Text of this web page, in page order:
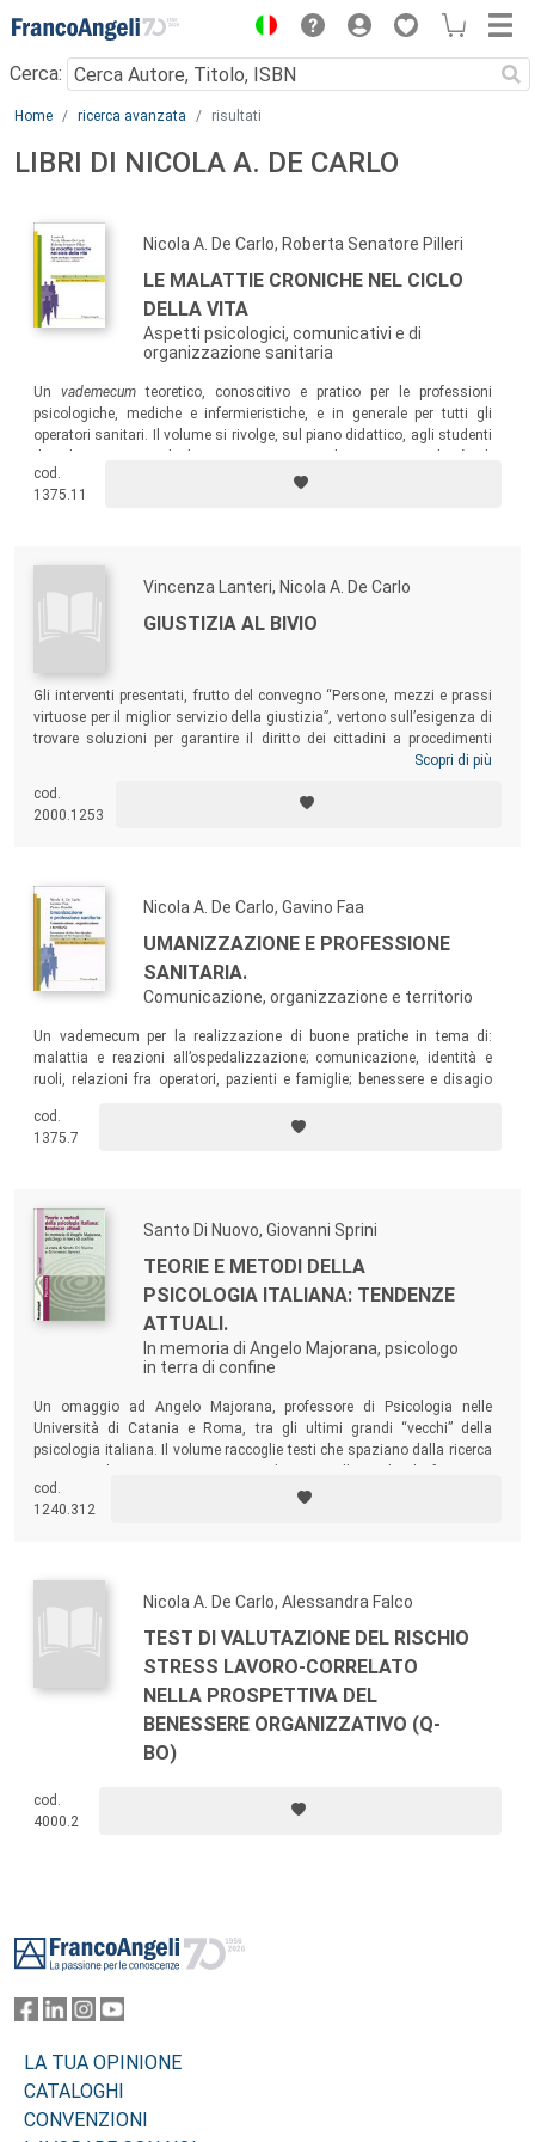
Menu
Cerca:
Main content
Home ricerca avanzata risultati
LIBRI DI NICOLA A. DE CARLO
Nicola A. De Carlo, Roberta Senatore Pilleri
LE MALATTIE CRONICHE NEL CICLO
DELLA VITA
Aspetti psicologici, comunicativi e di
organizzazione sanitaria
Un vademecum teoretico, conoscitivo e pratico per
le professioni
psicologiche, mediche e infermieristiche, e in generale per tutti gli
operatori sanitari. Il volume si rivolge, sul piano didattico, agli studenti
esposizione ed efficacia educativa. Ampio spazio ha il tema della
comunicazione, soprattutto relativa ai pazienti e ai familiari nelle
cod.
1375.11
Vincenza Lanteri, Nicola A. De Carlo
GIUSTIZIA AL BIVIO
Gli interventi presentati, frutto del convegno “Persone, mezzi e prassi
virtuose per il miglior servizio della giustizia”, vertono sull’esigenza di
trovare soluzioni per garantire il diritto dei cittadini a procedimenti
giudiziari efficienti ed efficaci. A questo scopo dovrà essere definito al
superamento degli attuali ritardi e inefficienze, soprattutto tramite una
gestione attenta delle risorse.
Scopri di più
cod.
2000.1253
Nicola A. De Carlo, Gavino Faa
UMANIZZAZIONE E PROFESSIONE
SANITARIA.
Comunicazione, organizzazione e territorio
Un vademecum per la realizzazione di buone pratiche in tema di:
malattia e reazioni all’ospedalizzazione; comunicazione, identità e
ruoli, relazioni fra operatori, pazienti e famiglie; benessere e disagio
attesai; strumenti di misura della qualità organizzativa nel settore
sanitario.
cod.
1375.7
Santo Di Nuovo, Giovanni Sprini
TEORIE E METODI DELLA
PSICOLOGIA ITALIANA: TENDENZE
ATTUALI.
In memoria di Angelo Majorana, psicologo
in terra di confine
Un omaggio ad Angelo Majorana, professore di Psicologia nelle
Università di Catania e Roma, tra gli ultimi grandi “vecchi” della
psicologia italiana. Il volume raccoglie testi che spaziano dalla ricerca
sociali e del ciclo di vita, dall’approccio clinico-terapeutico a quello di
comunità…
cod.
1240.312
Nicola A. De Carlo, Alessandra Falco
TEST DI VALUTAZIONE DEL RISCHIO
STRESS LAVORO-CORRELATO
NELLA PROSPETTIVA DEL
BENESSERE ORGANIZZATIVO (Q-
BO)
cod.
4000.2
LA TUA OPINIONE
CATALOGHI
CONVENZIONI